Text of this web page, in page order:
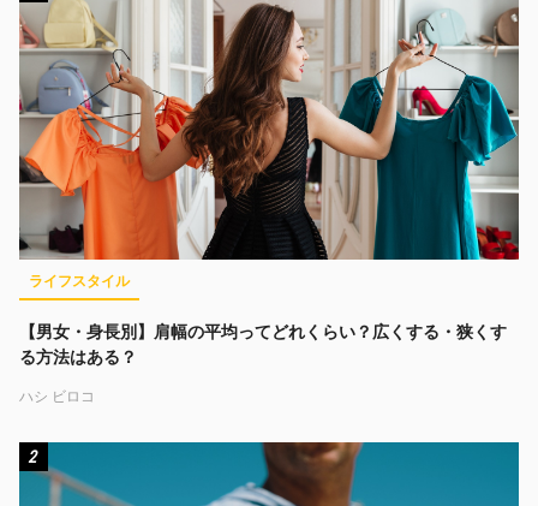
ライフスタイル
【男女・身長別】肩幅の平均ってどれくらい？広くする・狭くす
る方法はある？
ハシ ビロコ
2